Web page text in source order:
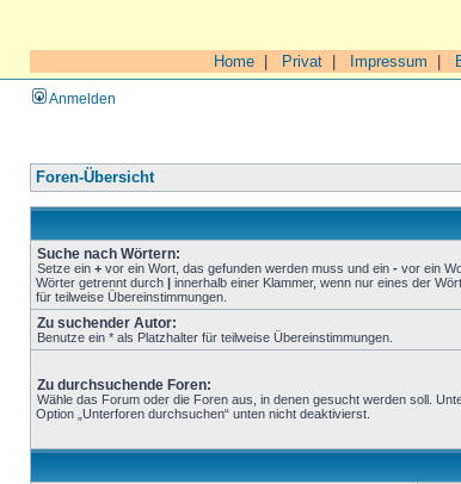
Home Privat Impressum
Anmelden
Foren-Übersicht
Suche nach Wörtern:
Setze ein + vor ein Wort, das gefunden werden muss und ein - vor ein
Wörter getrennt durch | innerhalb einer Klammer, wenn nur eines der
für teilweise Übereinstimmungen.
Zu suchender Autor:
Benutze ein * als Platzhalter für teilweise Übereinstimmungen.
Zu durchsuchende Foren:
Wähle das Forum oder die Foren aus, in denen gesucht werden soll.
Option „Unterforen durchsuchen“ unten nicht deaktivierst.